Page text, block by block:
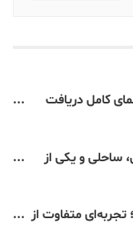
کامل دریافت
ساحلی و یکی از
تجربه‌ای متفاوت از